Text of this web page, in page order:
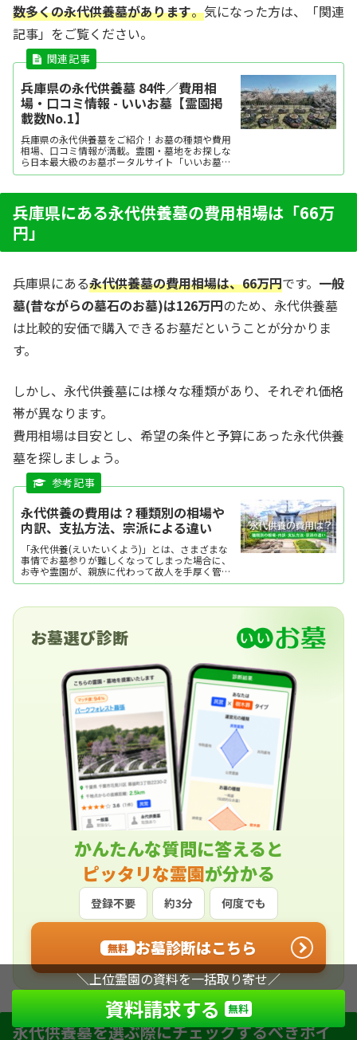
数多くの永代供養墓があります。気になった方は、「関連
記事」をご覧ください。
兵庫県の永代供養墓 84件／費用相
場・口コミ情報 - いいお墓【霊園掲
載数No.1】
兵庫県の永代供養墓をご紹介！お墓の種類や費用
相場、口コミ情報が満載。霊園・墓地をお探しな
ら日本最大級のお墓ポータルサイト「いいお墓」
にお任せください。資料請求・見学予約・お墓の
び方など、お墓探しに役立つ情報も提供中。
兵庫県にある永代供養墓の費用相場は「66万
円」
兵庫県にある永代供養墓の費用相場は、66万円です。 一般
墓(昔ながらの墓石のお墓)は126万円のため、永代供養墓
は比較的安価で購入できるお墓だということが分かりま
す。
しかし、永代供養墓には様々な種類があり、それぞれ価格
帯が異なります。
費用相場は目安とし、希望の条件と予算にあった永代供養
墓を探しましょう。
永代供養の費用は？種類別の相場や
内訳、支払方法、宗派による違い
「永代供養(えいたいくよう)」とは、さまざまな
事情でお墓参りが難しくなってしまった場合に、
お寺や霊園が、親族に代わって故人を手厚く管
理・供養してくれるというものです。 一般的に
定期間が過ぎた遺骨は「合祀墓(ごうしぼ・ごうし
「2017年度 お墓の消費者全国実態調査」によれ
ば、永代使用料や墓石代のほか、工事代金など
諸々を合わせた平均額は92.1万円となっていま
す。 一般墓に比べて安価で、管理に安心感がある
ことから、納骨堂や樹木葬などと並んで、近年注
目されている様式です。
お墓選び診断
かんたんな質問に答えると
ピッタリな霊園が分かる
登録不要 約3分 何度でも
無料 お墓診断はこちら
永代供養墓を選ぶ際にチェックするべきポイ
＼上位霊園の資料を一括取り寄せ／
資料請求する 無料